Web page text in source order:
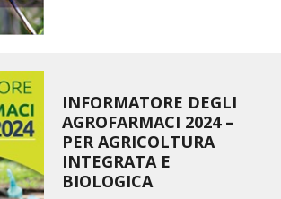
TECNICHE DI COLTIVAZIONE
INFORMATORE DEGLI
AGROFARMACI 2024 –
PER AGRICOLTURA
INTEGRATA E
BIOLOGICA